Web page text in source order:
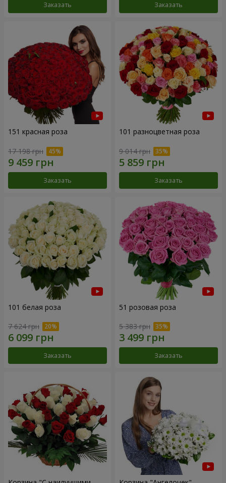
Заказать Заказать
151 красная роза
17 198 грн
Заказать
101 разноцветная роза
9 014 грн
Заказать
101 белая роза
7 624 грн
Заказать
51 розовая роза
5 383 грн
Заказать